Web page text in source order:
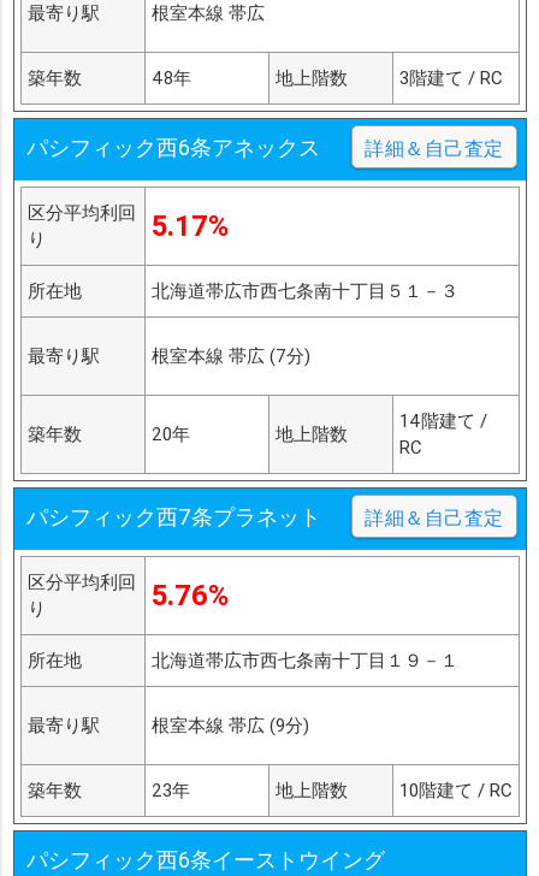
最寄り駅 根室本線 帯広
築年数 48年 地上階数 3階建て / RC
パシフィック西6条アネックス 詳細＆自己査定
区分平均利回
り
5.17%
所在地 北海道帯広市西七条南十丁目５１－３
最寄り駅 根室本線 帯広 (7分)
築年数 20年 地上階数
14階建て /
RC
パシフィック西7条プラネット 詳細＆自己査定
区分平均利回
り
5.76%
所在地 北海道帯広市西七条南十丁目１９－１
最寄り駅 根室本線 帯広 (9分)
築年数 23年 地上階数 10階建て / RC
パシフィック西6条イーストウイング